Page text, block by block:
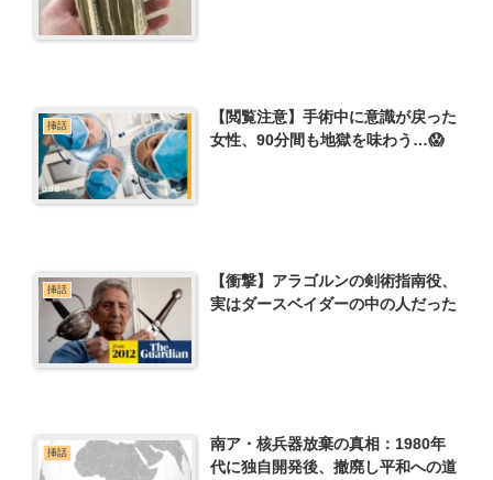
挿話
【閲覧注意】手術中に意識が戻った
女性、90分間も地獄を味わう…😱
挿話
【衝撃】アラゴルンの剣術指南役、
実はダースベイダーの中の人だった
挿話
南ア・核兵器放棄の真相：1980年
代に独自開発後、撤廃し平和への道